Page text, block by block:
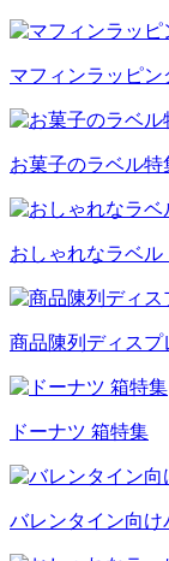
マフィンラッピン
お菓子のラベル特
おしゃれなラベ
商品陳列ディスプ
ドーナツ 箱特集
バレンタイン向け